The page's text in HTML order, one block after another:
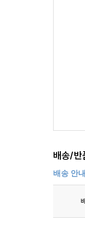
배송/반
배송 안내